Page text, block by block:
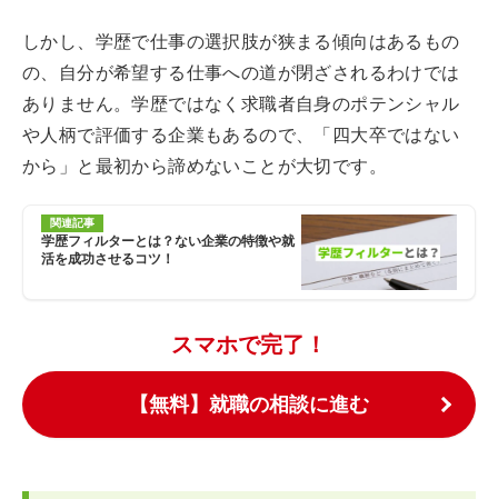
しかし、学歴で仕事の選択肢が狭まる傾向はあるもの
の、自分が希望する仕事への道が閉ざされるわけでは
ありません。学歴ではなく求職者自身のポテンシャル
や人柄で評価する企業もあるので、「四大卒ではない
から」と最初から諦めないことが大切です。
関連記事
学歴フィルターとは？ない企業の特徴や就
活を成功させるコツ！
スマホで完了！
【無料】就職の相談に進む